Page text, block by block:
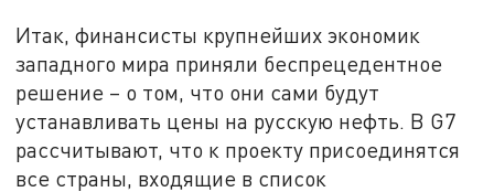
Итак, финансисты крупнейших экономик
западного мира приняли беспрецедентное
решение – о том, что они сами будут
устанавливать цены на русскую нефть. В G7
рассчитывают, что к проекту присоединятся
все страны, входящие в список